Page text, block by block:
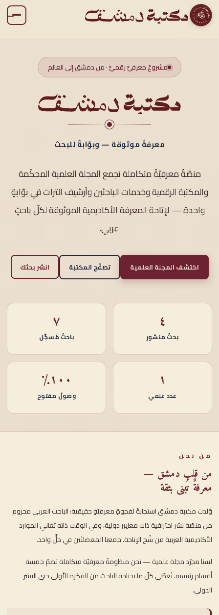
مشروعٌ معرفيٌّ رقميٌّ · من دمشق إلى العالم
معرفةٌ موثوقة — وبوّابةٌ للبحث
منصّةٌ معرفيّةٌ متكاملة تجمع المجلة العلمية المحكّمة
والمكتبة الرقمية وخدمات الباحثين وأرشيف التراث في بوّابةٍ
واحدة — لإتاحة المعرفة الأكاديمية الموثوقة لكلّ باحثٍ
عربي.
اكتشف المجلة العلمية تصفّح المكتبة انشر بحثك
٤
بحثٌ منشور
٧
باحثٌ مُسجَّل
١
عدد علمي
١٠٠٪
وصولٌ مفتوح
من نحن
من قلب دمشق —
معرفةٌ تُبنى بثقة
وُلدت مكتبة دمشق استجابةً لفجوةٍ معرفيّةٍ حقيقية: الباحث العربي محروم
من منصّة نشر احترافية ذات معايير دولية، وفي الوقت ذاته تعاني الموارد
الأكاديمية العربية من شُح الإتاحة. جمعنا المعضلتَين في حلٍّ واحد.
لسنا مجرّد مجلة علمية — نحن منظومةٌ معرفيّة متكاملة تضمّ خمسة
أقسام رئيسية، تُغطّي كلّ ما يحتاجه الباحث من الفكرة الأولى حتى النشر
الدولي.